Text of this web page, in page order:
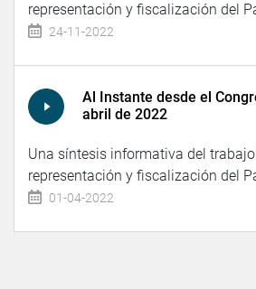
representación y fiscalización del
24-11-2022
Al Instante desde el
abril de 2022
Una síntesis informativa del
representación y fiscalización del
01-04-2022